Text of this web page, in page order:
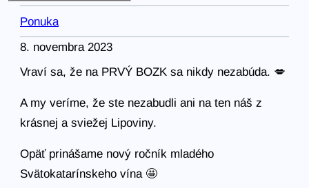
Ponuka
8. novembra 2023
Vraví sa, že na PRVÝ BOZK sa nikdy nezabúda. 💋
A my veríme, že ste nezabudli ani na ten náš z
krásnej a sviežej Lipoviny.
Opäť prinášame nový ročník mladého
Svätokatarínskeho vína 🤩